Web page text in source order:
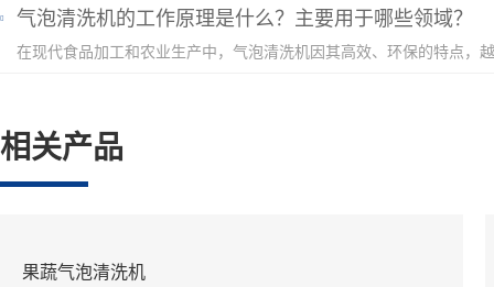
气泡清洗机的工作原理是什么？主要用于哪些领域？
相关产品
果蔬气泡清洗机